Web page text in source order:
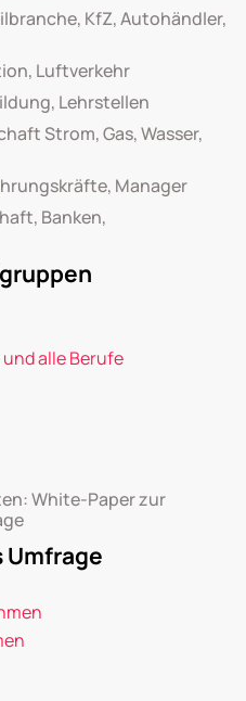
KfZ, Autohändler,
Luftverkehr
Lehrstellen
Strom, Gas, Wasser,
Manager
Banken,
alle Berufe
White-Paper zur
Umfrage